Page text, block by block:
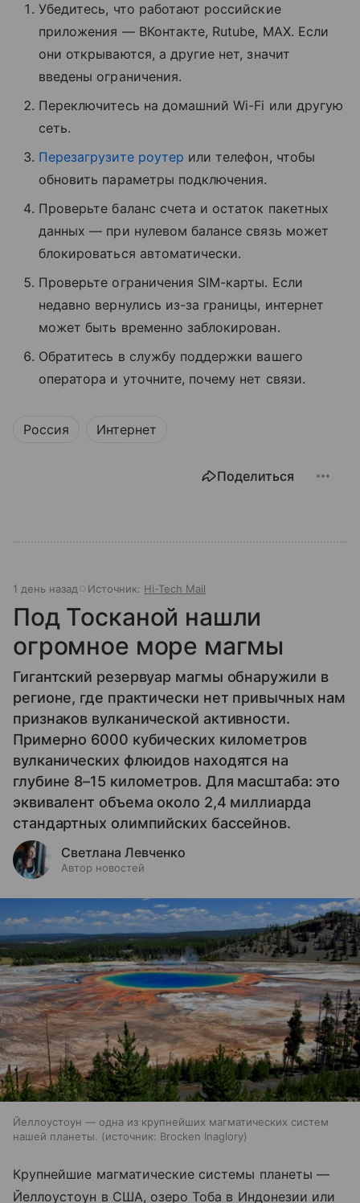
Убедитесь, что работают российские
приложения — ВКонтакте, Rutube, MAX. Если
они открываются, а другие нет, значит
введены ограничения.
Переключитесь на домашний Wi-Fi или другую
сеть.
Перезагрузите роутер или телефон, чтобы
обновить параметры подключения.
Проверьте баланс счета и остаток пакетных
данных — при нулевом балансе связь может
блокироваться автоматически.
Проверьте ограничения SIM-карты. Если
недавно вернулись из-за границы, интернет
может быть временно заблокирован.
Обратитесь в службу поддержки вашего
оператора и уточните, почему нет связи.
Россия Интернет
Поделиться
1 день назад Источник: Hi-Tech Mail
Под Тосканой нашли
огромное море магмы
Гигантский резервуар магмы обнаружили в
регионе, где практически нет привычных нам
признаков вулканической активности.
Примерно 6000 кубических километров
вулканических флюидов находятся на
глубине 8–15 километров. Для масштаба: это
эквивалент объема около 2,4 миллиарда
стандартных олимпийских бассейнов.
Светлана Левченко
Автор новостей
Йеллоустоун — одна из крупнейших магматических систем
нашей планеты.
источник: Brocken Inaglory
Крупнейшие магматические системы планеты —
Йеллоустоун в США, озеро Тоба в Индонезии или